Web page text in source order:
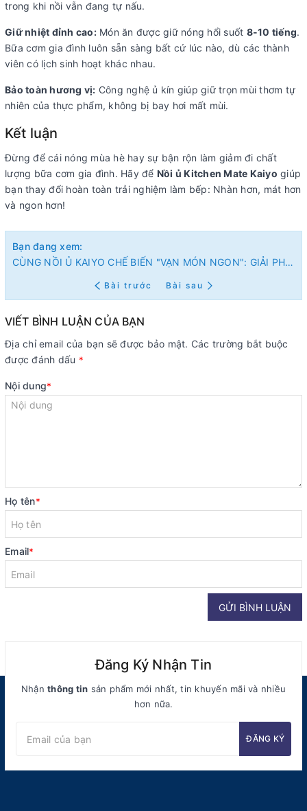
trong khi nồi vẫn đang tự nấu.
Giữ nhiệt đỉnh cao: Món ăn được giữ nóng hổi suốt 8-10 tiếng.
Bữa cơm gia đình luôn sẵn sàng bất cứ lúc nào, dù các thành
viên có lịch sinh hoạt khác nhau.
Bảo toàn hương vị: Công nghệ ủ kín giúp giữ trọn mùi thơm tự
nhiên của thực phẩm, không bị bay hơi mất mùi.
Kết luận
Đừng để cái nóng mùa hè hay sự bận rộn làm giảm đi chất
lượng bữa cơm gia đình. Hãy để Nồi ủ Kitchen Mate Kaiyo giúp
bạn thay đổi hoàn toàn trải nghiệm làm bếp: Nhàn hơn, mát hơn
và ngon hơn!
Bạn đang xem:
CÙNG NỒI Ủ KAIYO CHẾ BIẾN "VẠN MÓN NGON": GIẢI PHÁP BẾP MÁT, CƠM NGON TRỌN VỊ CHO MÙA HÈ
Bài trước Bài sau
VIẾT BÌNH LUẬN CỦA BẠN
Địa chỉ email của bạn sẽ được bảo mật. Các trường bắt buộc
được đánh dấu *
Nội dung*
Họ tên*
Email*
GỬI BÌNH LUẬN
Đăng Ký Nhận Tin
Nhậnthông tin sản phẩm mới nhất, tin khuyến mãi và nhiều
hơn nữa.
ĐĂNG KÝ